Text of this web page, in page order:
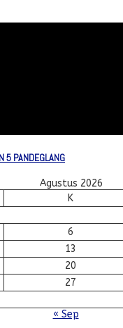
5 PANDEGLANG
Agustus 2026
K
6
13
20
27
« Sep